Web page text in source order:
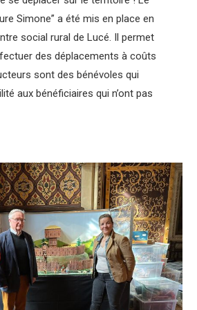
Simone” a été mis en place en
social rural de Lucé. Il permet
des déplacements à coûts
sont des bénévoles qui
aux bénéficiaires qui n’ont pas